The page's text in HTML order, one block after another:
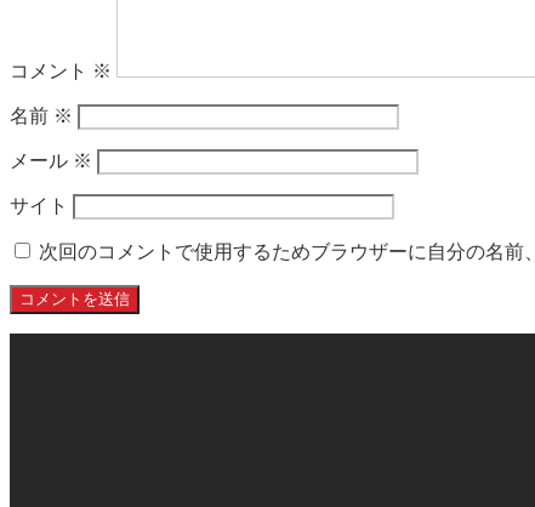
コメント ※
名前 ※
メール ※
サイト
次回のコメントで使用するためブラウザーに自分の名前